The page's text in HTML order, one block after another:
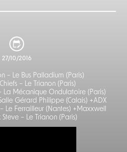
27/10/2016
– Le Bus Palladium (Paris)
– Le Trianon (Paris)
La Mécanique Ondulatoire (Paris)
Gérard Philippe (Calais) +ADX
Le Ferrailleur (Nantes) +Maxxwell
Steve – Le Trianon (Paris)